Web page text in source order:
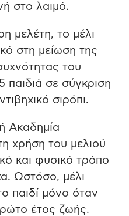
στο λαιμό.
μελέτη, το μέλι
στη μείωση της
του
παιδιά σε σύγκριση
σιρόπι.
Ακαδημία
χρήση του μελιού
και φυσικό τρόπο
Ωστόσο, μέλι
παιδί μόνο όταν
έτος ζωής.